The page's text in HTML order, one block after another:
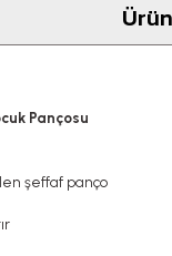
Pançosu
şeffaf panço